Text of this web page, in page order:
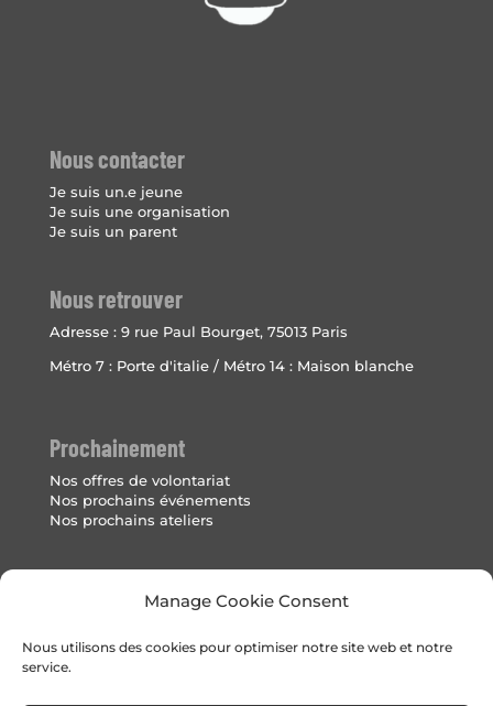
Manage Cookie Consent
Nous utilisons des cookies pour optimiser notre site web et notre
service.
Nous contacter
Je suis un.e jeune
Je suis une organisation
Je suis un parent
Nous retrouver
Adresse : 9 rue Paul Bourget, 75013 Paris
Métro 7 : Porte d'italie / Métro 14 : Maison blanche
Prochainement
Nos offres de volontariat
Nos prochains événements
Nos prochains ateliers
Politique de cookies (UE)